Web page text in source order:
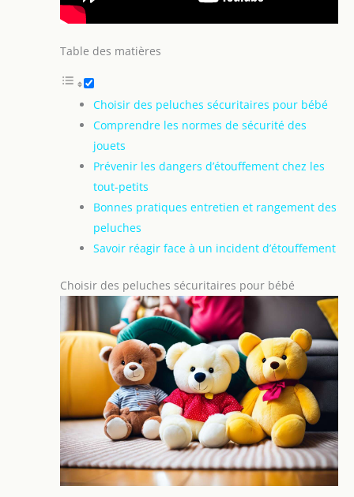
Table des matières
Choisir des peluches sécuritaires pour bébé
Comprendre les normes de sécurité des
jouets
Prévenir les dangers d’étouffement chez les
tout-petits
Bonnes pratiques entretien et rangement des
peluches
Savoir réagir face à un incident d’étouffement
Choisir des peluches sécuritaires pour bébé